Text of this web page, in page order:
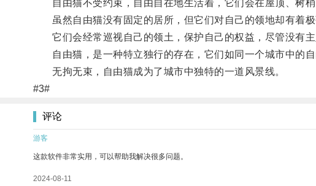
自由猫不受约束，自由自在地生活着，它们会在屋顶、树梢
虽然自由猫没有固定的居所，但它们对自己的领地却有着极
它们会经常巡视自己的领土，保护自己的权益，尽管没有主
自由猫，是一种特立独行的存在，它们如同一个城市中的自
无拘无束，自由猫成为了城市中独特的一道风景线。
#3#
评论
游客
这款软件非常实用，可以帮助我解决很多问题。
2024-08-11